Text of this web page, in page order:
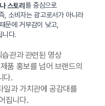
스토리를 중심으로
, 소비자는 광고로서가 아니라
문에 거부감이 낮고,
니다.
관과 관련된 영상
품 홍보를 넘어 브랜드의
다.
일과 가치관에 공감대를
집니다.